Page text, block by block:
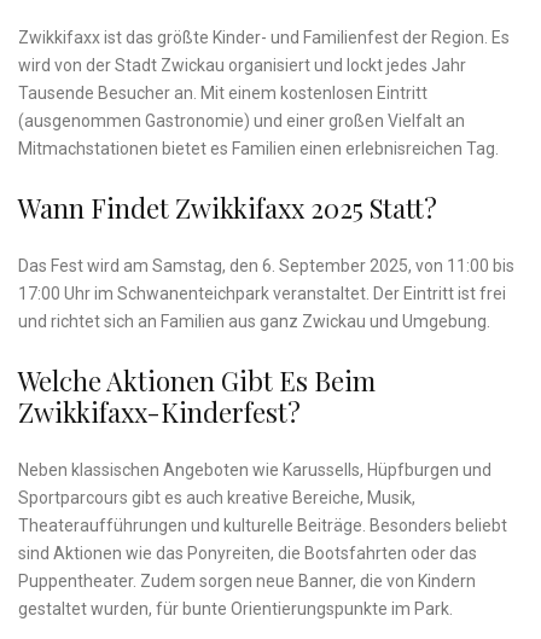
Zwikkifaxx ist das größte Kinder- und Familienfest der Region. Es
wird von der Stadt Zwickau organisiert und lockt jedes Jahr
Tausende Besucher an. Mit einem kostenlosen Eintritt
(ausgenommen Gastronomie) und einer großen Vielfalt an
Mitmachstationen bietet es Familien einen erlebnisreichen Tag.
Wann Findet Zwikkifaxx 2025 Statt?
Das Fest wird am Samstag, den 6. September 2025, von 11:00 bis
17:00 Uhr im Schwanenteichpark veranstaltet. Der Eintritt ist frei
und richtet sich an Familien aus ganz Zwickau und Umgebung.
Welche Aktionen Gibt Es Beim
Zwikkifaxx-Kinderfest?
Neben klassischen Angeboten wie Karussells, Hüpfburgen und
Sportparcours gibt es auch kreative Bereiche, Musik,
Theateraufführungen und kulturelle Beiträge. Besonders beliebt
sind Aktionen wie das Ponyreiten, die Bootsfahrten oder das
Puppentheater. Zudem sorgen neue Banner, die von Kindern
gestaltet wurden, für bunte Orientierungspunkte im Park.